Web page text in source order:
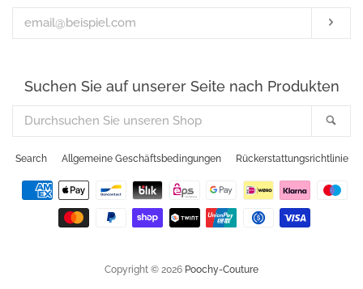
Mail-
Suchen Sie auf unserer Seite nach Produkten
Durchsuchen
Sie
Search Allgemeine Geschäftsbedingungen Rückerstattungsrichtlinie
Zahlungsarten
Copyright © 2026 Poochy-Couture